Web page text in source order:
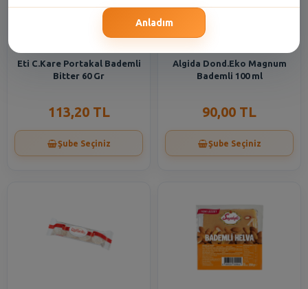
Eti C.Kare Portakal Bademli
Bitter 60 Gr
113,20 TL
Şube Seçiniz
Algida Dond.Eko Magnum
Bademli 100 ml
90,00 TL
Şube Seçiniz
Anladım